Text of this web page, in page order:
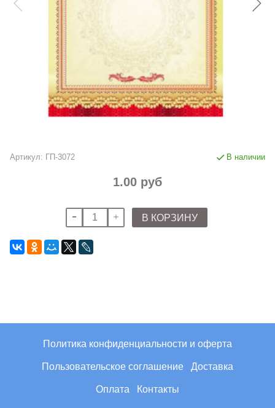
Артикул: ГП-3072 В наличии
1.00 руб
В КОРЗИНУ
Политика конфиденциальности и оферта
Пользовательское соглашение Доставка
Оплата Контакты